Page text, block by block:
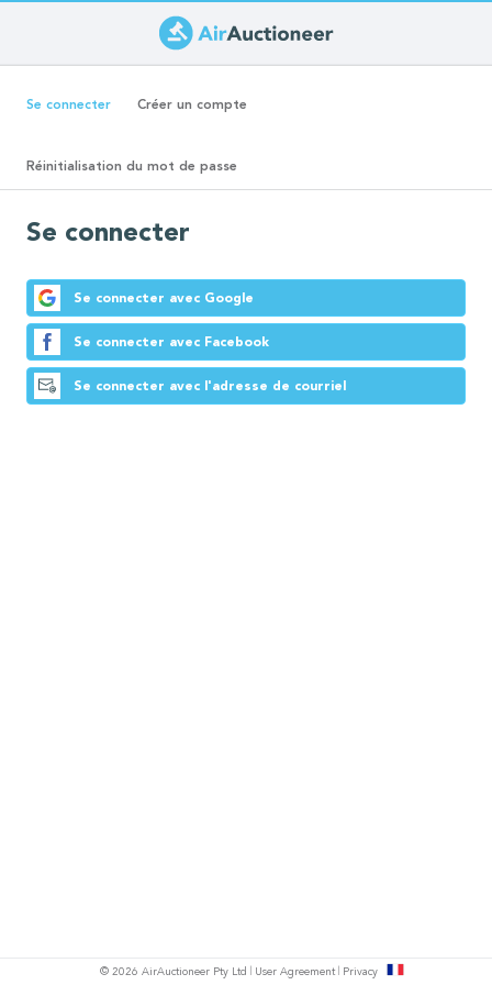
au
contenu
Onglets
Se connecter(ongletCréer un compte
Réinitialisation du mot de passe
Se connecter
Se connecter avec Google
Se connecter avec Facebook
Se connecter avec l'adresse de courriel
© 2026 AirAuctioneer Pty Ltd User Agreement Privacy